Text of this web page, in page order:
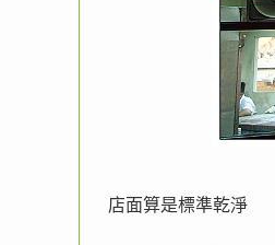
店面算是標準乾淨